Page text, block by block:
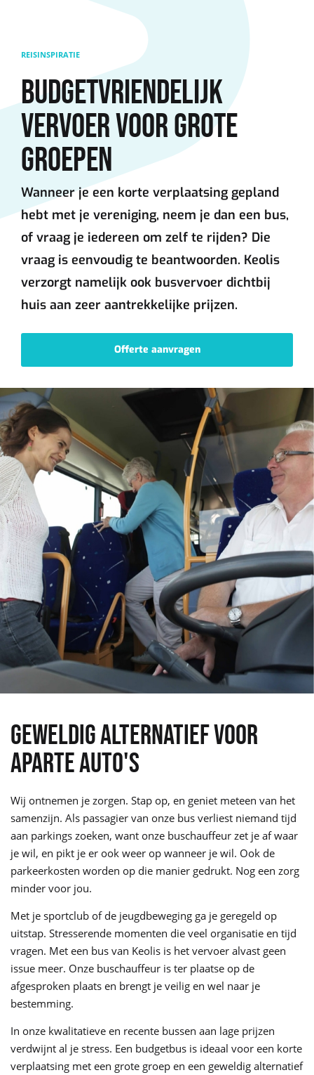
Overslaan en naar de inhoud gaan
REISINSPIRATIE
BUDGETVRIENDELIJK
VERVOER VOOR GROTE
GROEPEN
Wanneer je een korte verplaatsing gepland
hebt met je vereniging, neem je dan een bus,
of vraag je iedereen om zelf te rijden? Die
vraag is eenvoudig te beantwoorden. Keolis
verzorgt namelijk ook busvervoer dichtbij
huis aan zeer aantrekkelijke prijzen.
Offerte aanvragen
GEWELDIG ALTERNATIEF VOOR
APARTE AUTO'S
Wij ontnemen je zorgen. Stap op, en geniet meteen van het
samenzijn. Als passagier van onze bus verliest niemand tijd
aan parkings zoeken, want onze buschauffeur zet je af waar
je wil, en pikt je er ook weer op wanneer je wil. Ook de
parkeerkosten worden op die manier gedrukt. Nog een zorg
minder voor jou.
Met je sportclub of de jeugdbeweging ga je geregeld op
uitstap. Stresserende momenten die veel organisatie en tijd
vragen. Met een bus van Keolis is het vervoer alvast geen
issue meer. Onze buschauffeur is ter plaatse op de
afgesproken plaats en brengt je veilig en wel naar je
bestemming.
In onze kwalitatieve en recente bussen aan lage prijzen
verdwijnt al je stress. Een budgetbus is ideaal voor een korte
verplaatsing met een grote groep en een geweldig alternatief